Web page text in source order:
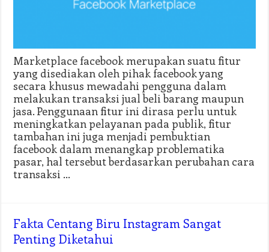
Marketplace facebook merupakan suatu fitur
yang disediakan oleh pihak facebook yang
secara khusus mewadahi pengguna dalam
melakukan transaksi jual beli barang maupun
jasa. Penggunaan fitur ini dirasa perlu untuk
meningkatkan pelayanan pada publik, fitur
tambahan ini juga menjadi pembuktian
facebook dalam menangkap problematika
pasar, hal tersebut berdasarkan perubahan cara
transaksi …
Fakta Centang Biru Instagram Sangat
Penting Diketahui